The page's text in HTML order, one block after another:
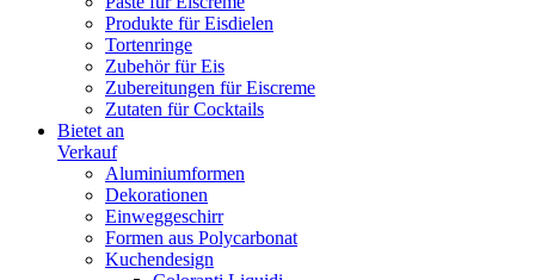
Produkte für Eisdielen
Tortenringe
Zubehör für Eis
Zubereitungen für Eiscreme
Zutaten für Cocktails
Bietet an
Verkauf
Aluminiumformen
Dekorationen
Einweggeschirr
Formen aus Polycarbonat
Kuchendesign